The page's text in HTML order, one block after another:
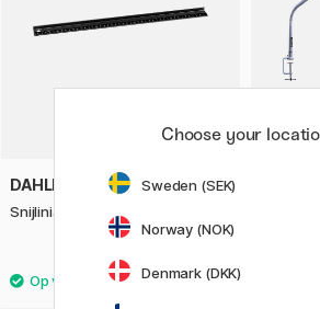
DAHLE
Snijliniaal Aluminium 45 cm
27.90 €
Choose your
Sweden (SEK)
Norway (NOK)
Denmark (DKK)